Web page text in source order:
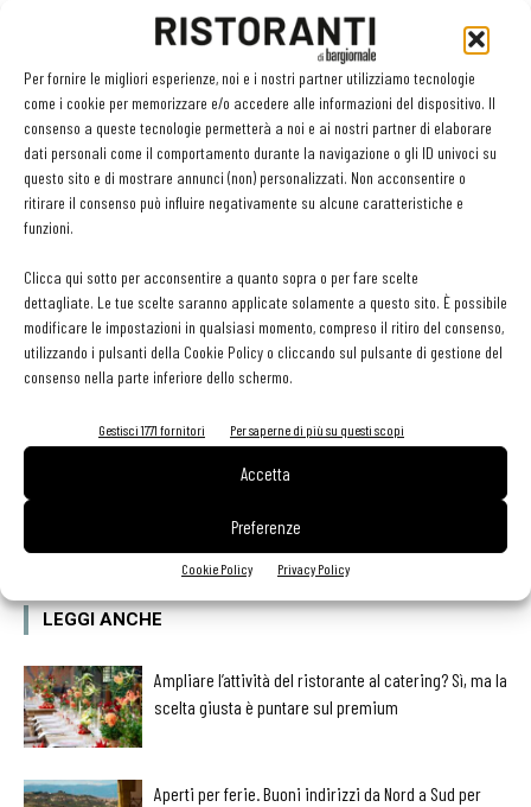
Per fornire le migliori esperienze, noi e i nostri partner utilizziamo tecnologie
come i cookie per memorizzare e/o accedere alle informazioni del dispositivo. Il
consenso a queste tecnologie permetterà a noi e ai nostri partner di elaborare
dati personali come il comportamento durante la navigazione o gli ID univoci su
questo sito e di mostrare annunci (non) personalizzati. Non acconsentire o
ritirare il consenso può influire negativamente su alcune caratteristiche e
funzioni.
Clicca qui sotto per acconsentire a quanto sopra o per fare scelte
dettagliate. Le tue scelte saranno applicate solamente a questo sito. È possibile
modificare le impostazioni in qualsiasi momento, compreso il ritiro del consenso,
utilizzando i pulsanti della Cookie Policy o cliccando sul pulsante di gestione del
consenso nella parte inferiore dello schermo.
Gestisci 1771 fornitori Per saperne di più su questi scopi
Accetta
Preferenze
Cookie Policy Privacy Policy
L'invito più pressante è alla responsabilità individuale:
«Se saremo tutti a rispettare queste regole, usciremo più
in fretta da questa emergenza. Il Paese ha bisogno della
responsabilità di ciascuno di noi. Facciamo parte di una
medesima comunità, ogni individuo si sta giovando dei propri e
comunità di individui.Tutti insieme ce la faremo».
Ristoranti
LEGGI ANCHE
Ampliare l’attività del ristorante al catering? Sì, ma la
scelta giusta è puntare sul premium
Aperti per ferie. Buoni indirizzi da Nord a Sud per